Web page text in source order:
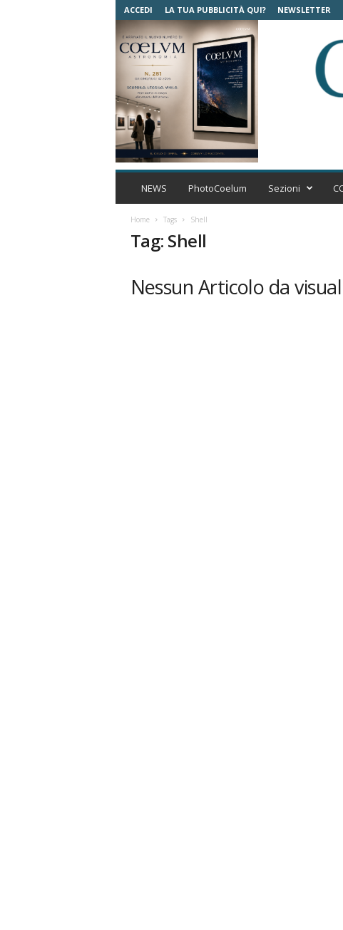
ACCEDI LA TUA PUBBLICITÀ QUI? NEWSLETTER
C
t
NEWS PhotoCoelum Sezioni
Home Tags Shell
Tag: Shell
Nessun Articolo da